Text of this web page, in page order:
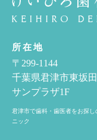
所在地
〒299-1144
千葉県君津市東坂
サンプラザ1F
君津市で歯科・歯医者をお探
ニック